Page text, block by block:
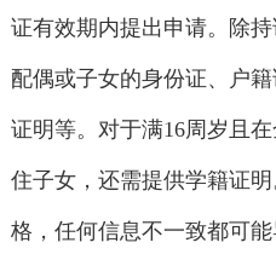
证有效期内提出申请。除
配偶或子女的身份证、户
证明等。对于满16周岁且
住子女，还需提供学籍证
格，任何信息不一致都可能